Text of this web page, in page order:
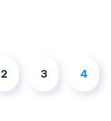
2 3 4